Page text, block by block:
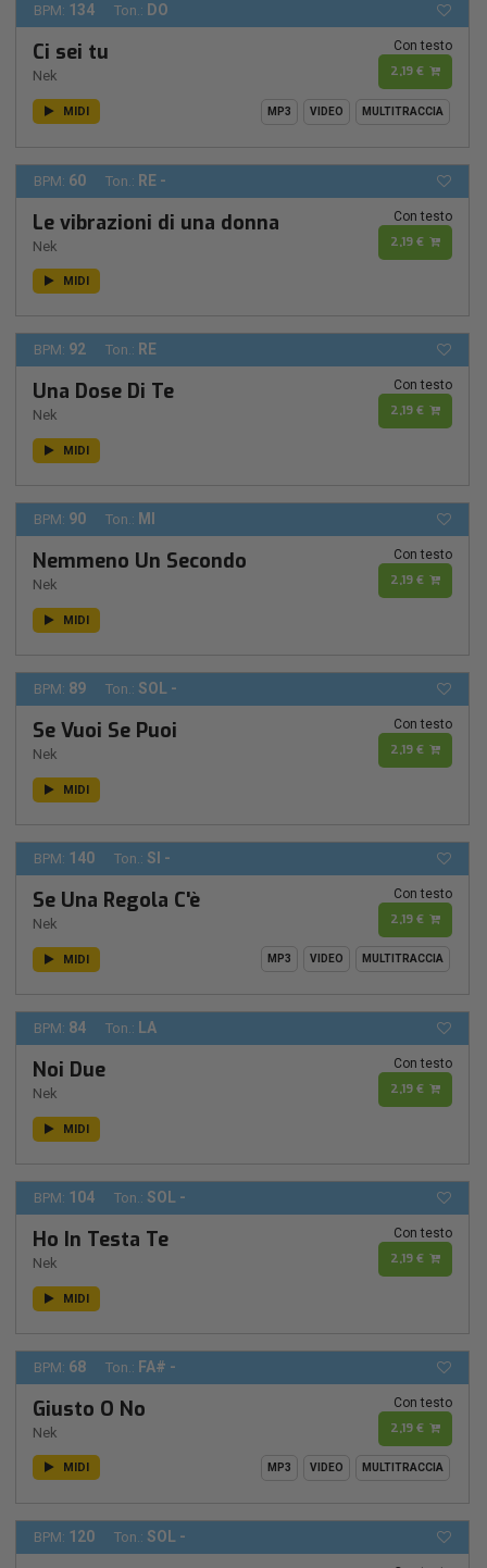
BPM: 134 Ton.: DO
Ci sei tu
Nek
Con testo
2,19 €
MIDI MP3 VIDEO MULTITRACCIA
BPM: 60 Ton.: RE -
Le vibrazioni di una donna
Nek
Con testo
2,19 €
MIDI
BPM: 92 Ton.: RE
Una Dose Di Te
Nek
Con testo
2,19 €
MIDI
BPM: 90 Ton.: MI
Nemmeno Un Secondo
Nek
Con testo
2,19 €
MIDI
BPM: 89 Ton.: SOL -
Se Vuoi Se Puoi
Nek
Con testo
2,19 €
MIDI
BPM: 140 Ton.: SI -
Se Una Regola C'è
Nek
Con testo
2,19 €
MIDI MP3 VIDEO MULTITRACCIA
BPM: 84 Ton.: LA
Noi Due
Nek
Con testo
2,19 €
MIDI
BPM: 104 Ton.: SOL -
Ho In Testa Te
Nek
Con testo
2,19 €
MIDI
BPM: 68 Ton.: FA# -
Giusto O No
Nek
Con testo
2,19 €
MIDI MP3 VIDEO MULTITRACCIA
BPM: 120 Ton.: SOL -